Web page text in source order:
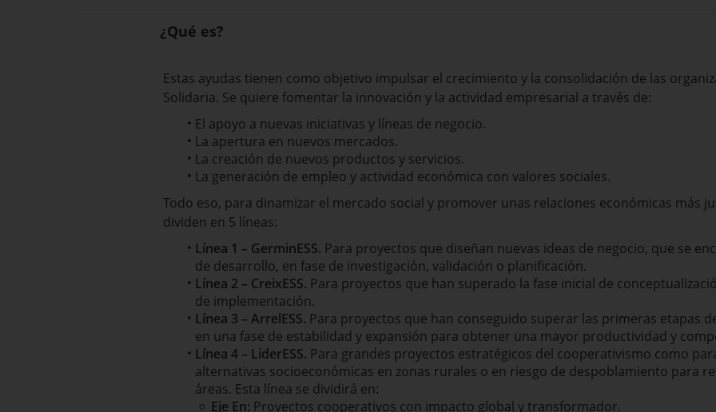
¿Qué es?
Estas ayudas tienen como objetivo impulsar el crecimiento y la consolidación de las
Solidaria. Se quiere fomentar la innovación y la actividad empresarial a través de:
El apoyo a nuevas iniciativas y líneas de negocio.
La apertura en nuevos mercados.
La creación de nuevos productos y servicios.
La generación de empleo y actividad económica con valores sociales.
Todo eso, para dinamizar el mercado social y promover unas relaciones económicas más
dividen en 5 líneas:
Línea 1 – GerminESS. Para proyectos que diseñan nuevas ideas de negocio, que se
de desarrollo, en fase de investigación, validación o planificación.
Línea 2 – CreixESS. Para proyectos que han superado la fase inicial de
de implementación.
Línea 3 – ArrelESS. Para proyectos que han conseguido superar las primeras etapas
en una fase de estabilidad y expansión para obtener una mayor productividad y
Línea 4 – LiderESS. Para grandes proyectos estratégicos del cooperativismo como
alternativas socioeconómicas en zonas rurales o en riesgo de despoblamiento para
áreas. Esta línea se dividirá en:
Eje En: Proyectos cooperativos con impacto global y transformador.